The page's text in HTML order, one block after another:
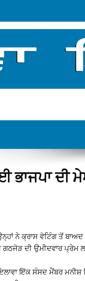
ਭਾਜਪਾ ਦੀ
ਨੇ ਕ੍ਰਾਸ ਵੋਟਿੰਗ ਤੋਂ ਬਾਅਦ
ਗਠਜੋੜ ਦੀ ਉਮੀਦਵਾਰ ਪ੍ਰੇਮ
ਇੱਕ ਸੰਸਦ ਮੈਂਬਰ ਮਨੀਸ਼